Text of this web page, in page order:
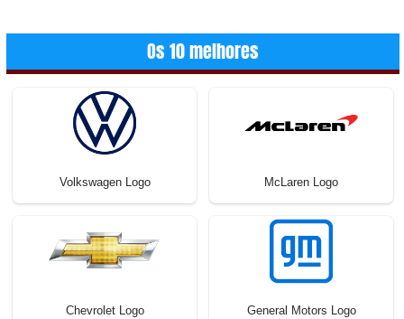
Os 10 melhores
Volkswagen Logo McLaren Logo
Chevrolet Logo General Motors Logo